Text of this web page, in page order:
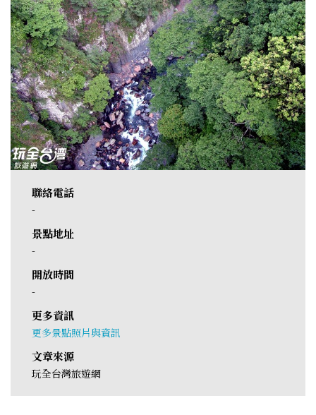
聯絡電話
-
景點地址
-
開放時間
-
更多資訊
更多景點照片與資訊
文章來源
玩全台灣旅遊網